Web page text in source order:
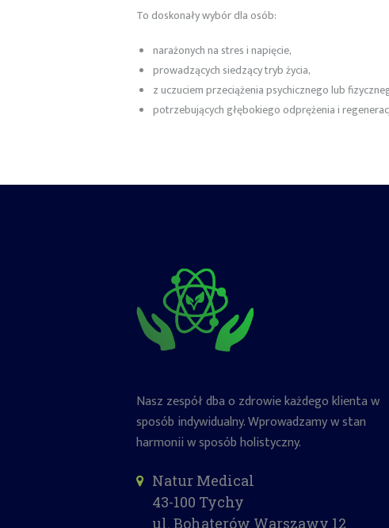
To doskonały wybór dla osób:
narażonych na stres i napięcie,
prowadzących siedzący tryb życia,
z uczuciem przeciążenia psychicznego lub
potrzebujących głębokiego odprężenia i
Nasz zespół dba o zdrowie każdego klienta w
sposób indywidualny. Wprowadzamy w stan
harmonii w sposób holistyczny.
Natur Medical
43-100 Tychy
ul. Bohaterów Warszawy 12